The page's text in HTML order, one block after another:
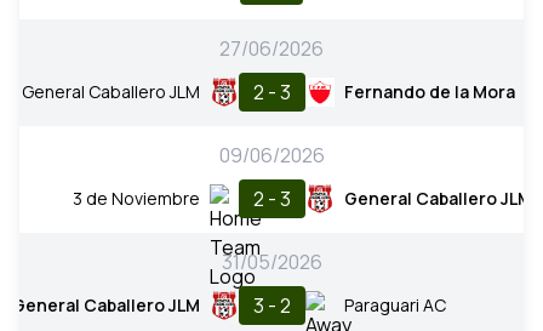
27/06/2026
General Caballero JLM 2 - 3 Fernando de la Mora
09/06/2026
3 de Noviembre 2 - 3 General Caballero JLM
31/05/2026
General Caballero JLM 3 - 2 Paraguari AC